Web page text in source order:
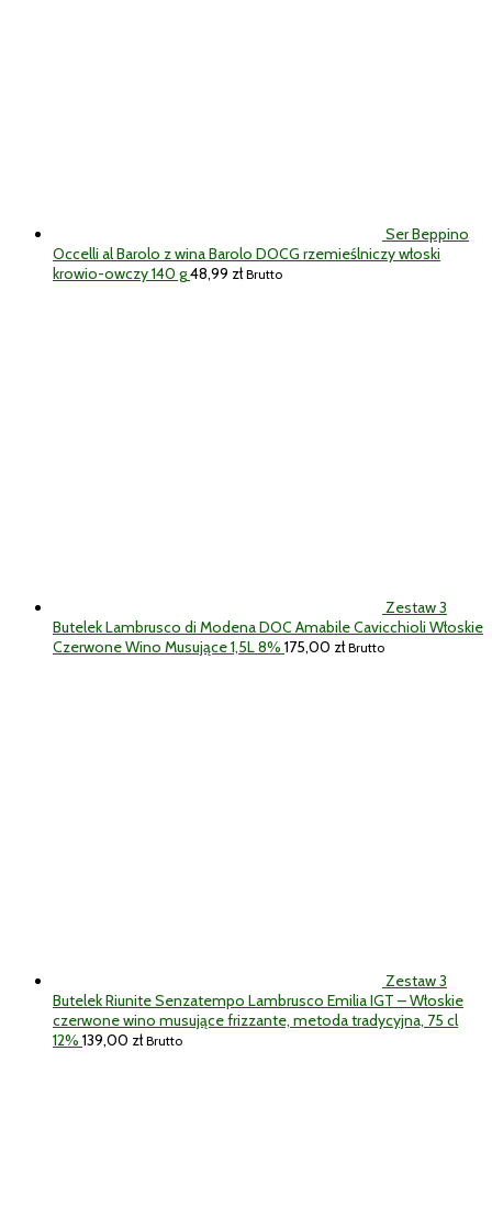
Ser Beppino
Occelli al Barolo z wina Barolo DOCG rzemieślniczy włoski
krowio-owczy 140 g48,99 zł Brutto
Zestaw 3
Butelek Lambrusco di Modena DOC Amabile Cavicchioli Włoskie
Czerwone Wino Musujące 1,5L 8% 175,00 zł Brutto
Zestaw 3
Butelek Riunite Senzatempo Lambrusco Emilia IGT – Włoskie
czerwone wino musujące frizzante, metoda tradycyjna, 75 cl
12% 139,00 zł Brutto